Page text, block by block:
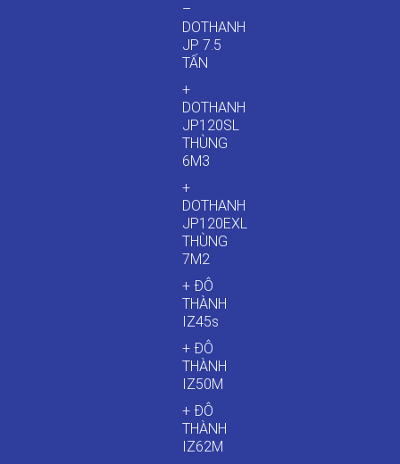
–
DOTHANH
JP 7.5
TẤN
+
DOTHANH
JP120SL
THÙNG
6M3
+
DOTHANH
JP120EXL
THÙNG
7M2
+ ĐÔ
THÀNH
IZ45s
+ ĐÔ
THÀNH
IZ50M
+ ĐÔ
THÀNH
IZ62M